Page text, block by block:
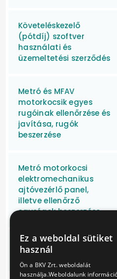
Követeléskezelő
(pótdíj) szoftver
használati és
üzemeltetési szerződés
Metró és MFAV
motorkocsik egyes
rugóinak ellenőrzése és
javítása, rugók
beszerzése
Metró motorkocsi
elektromechanikus
ajtóvezérlő panel,
illetve ellenőrző
egységek beszerzése
Hűtőgépek eseti
javítása
Ez a weboldal sütiket
használ
Ön a BKV Zrt. weboldalát
használja.Weboldalunk